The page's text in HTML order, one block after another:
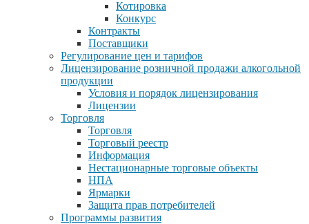
Котировка
Конкурс
Контракты
Поставщики
Регулирование цен и тарифов
Лицензирование розничной продажи алкогольной
продукции
Условия и порядок лицензирования
Лицензии
Торговля
Торговля
Торговый реестр
Информация
Нестационарные торговые объекты
НПА
Ярмарки
Защита прав потребителей
Программы развития